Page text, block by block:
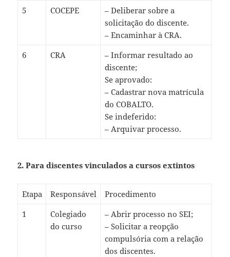
5
COCEPE
– Deliberar sobre a
solicitação do discente.
– Encaminhar à CRA.
6
CRA
– Informar resultado ao
discente;
Se aprovado:
– Cadastrar nova matrícula
do COBALTO.
Se indeferido:
– Arquivar processo.
2.Para discentes vinculados a cursos extintos
Etapa Responsável
Procedimento
1
Colegiado
do curso
– Abrir processo no SEI;
– Solicitar a reopção
compulsória com a relação
dos discentes.